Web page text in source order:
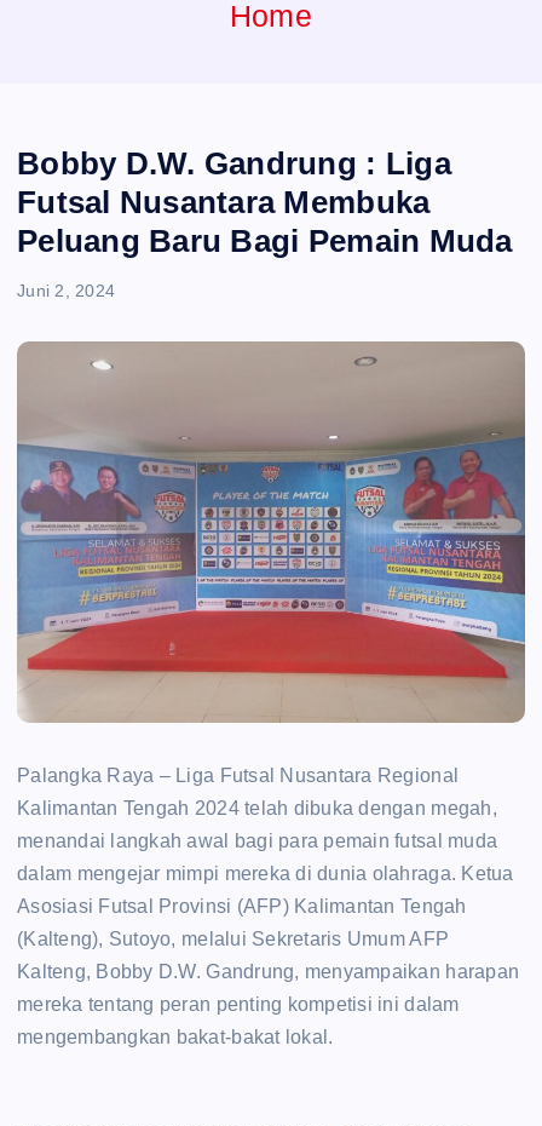
Home
Bobby D.W. Gandrung : Liga
Futsal Nusantara Membuka
Peluang Baru Bagi Pemain Muda
Juni 2, 2024
Palangka Raya – Liga Futsal Nusantara Regional
Kalimantan Tengah 2024 telah dibuka dengan megah,
menandai langkah awal bagi para pemain futsal muda
dalam mengejar mimpi mereka di dunia olahraga. Ketua
Asosiasi Futsal Provinsi (AFP) Kalimantan Tengah
(Kalteng), Sutoyo, melalui Sekretaris Umum AFP
Kalteng, Bobby D.W. Gandrung, menyampaikan harapan
mereka tentang peran penting kompetisi ini dalam
mengembangkan bakat-bakat lokal.